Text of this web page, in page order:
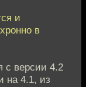
и
в
с версии 4.2
на 4.1, из